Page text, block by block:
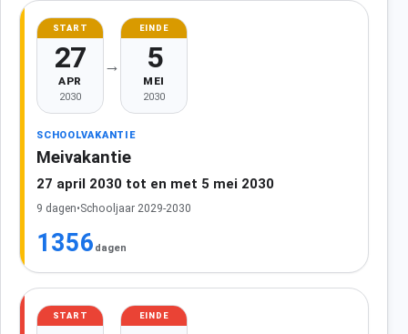
START
27
APR
2030
→
EINDE
5
MEI
2030
SCHOOLVAKANTIE
Meivakantie
27 april 2030 tot en met 5 mei 2030
9 dagen•Schooljaar 2029-2030
1356 dagen
START EINDE